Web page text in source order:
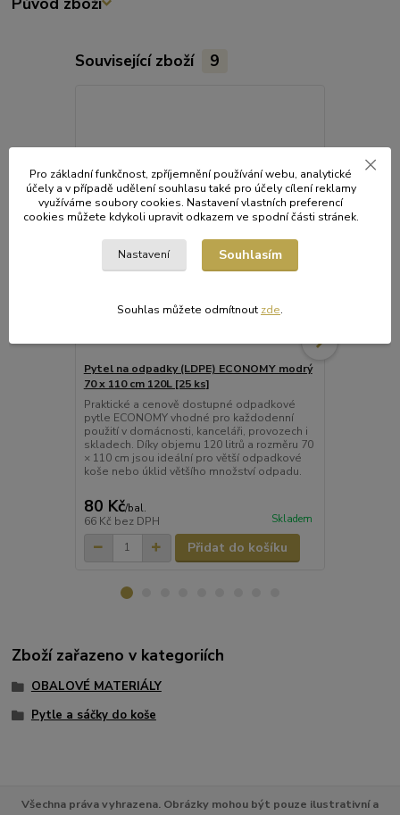
Související zboží 9
Pytel na odpadky (LDPE) ECONOMY modrý
70 x 110 cm 120L [25 ks]
Praktické a cenově dostupné odpadkové
pytle ECONOMY vhodné pro každodenní
použití v domácnosti, kanceláři, provozech i
skladech. Díky objemu 120 litrů a rozměru 70
× 110 cm jsou ideální pro větší odpadkové
koše nebo úklid většího množství odpadu.
80 Kč/bal.
66 Kč bez DPH Skladem
Přidat do košíku
Zboží zařazeno v kategoriích
OBALOVÉ MATERIÁLY
Pytle a sáčky do koše
Všechna práva vyhrazena. Obrázky mohou být pouze ilustrativní a
Pro základní funkčnost, zpříjemnění používání webu, analytické
účely a v případě udělení souhlasu také pro účely cílení reklamy
využíváme soubory cookies. Nastavení vlastních preferencí
cookies můžete kdykoli upravit odkazem ve spodní části stránek.
Nastavení Souhlasím
Souhlas můžete odmítnout zde.